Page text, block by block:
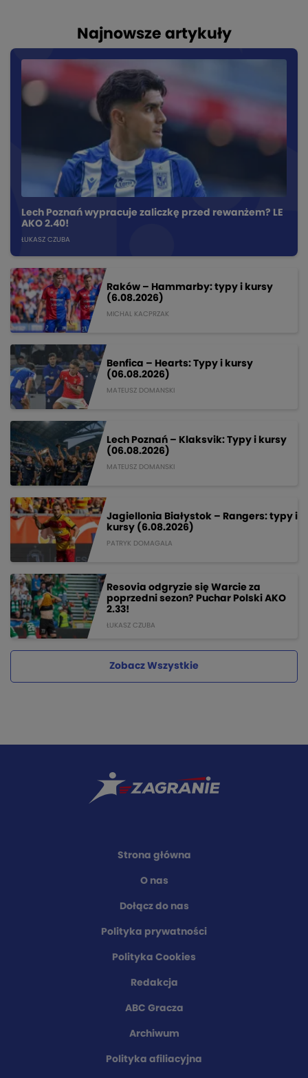
Najnowsze artykuły
Lech Poznań wypracuje zaliczkę przed rewanżem? LE
AKO 2.40!
ŁUKASZ CZUBA
Raków – Hammarby: typy i kursy
(6.08.2026)
MICHAL KACPRZAK
Benfica – Hearts: Typy i kursy
(06.08.2026)
MATEUSZ DOMANSKI
Lech Poznań – Klaksvik: Typy i kursy
(06.08.2026)
MATEUSZ DOMANSKI
Jagiellonia Białystok – Rangers: typy i
kursy (6.08.2026)
PATRYK DOMAGALA
Resovia odgryzie się Warcie za
poprzedni sezon? Puchar Polski AKO
2.33!
ŁUKASZ CZUBA
Zobacz Wszystkie
Strona główna
O nas
Dołącz do nas
Polityka prywatności
Polityka Cookies
Redakcja
ABC Gracza
Archiwum
Polityka afiliacyjna